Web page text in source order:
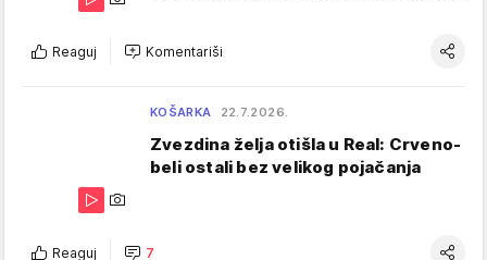
Reaguj Komentariši
KOŠARKA 22.7.2026.
Zvezdina želja otišla u Real: Crveno-
beli ostali bez velikog pojačanja
Reaguj 7